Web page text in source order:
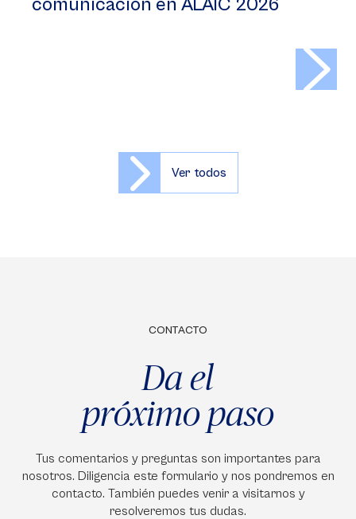
comunicación en ALAIC 2026
Ver todos
CONTACTO
Da el
próximo paso
Tus comentarios y preguntas son importantes para
nosotros. Diligencia este formulario y nos pondremos en
contacto. También puedes venir a visitarnos y
resolveremos tus dudas.